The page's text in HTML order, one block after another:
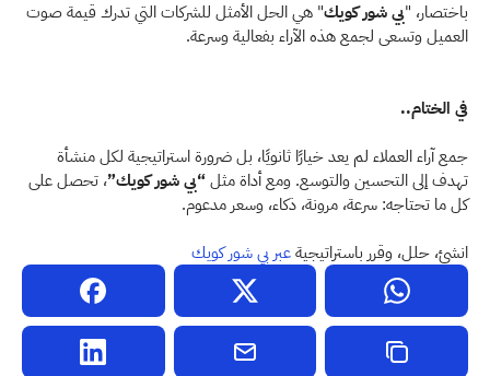
باختصار، "بي شور كويك
العميل وتسعى لجمع هذه الآراء بفعالية وسرعة.
في الختام..
تهدف إلى التحسين والتوسع. ومع أداة مثل “بي شور كويك”
كل ما تحتاجه: سرعة، مرونة، ذكاء، وسعر مدعوم.
انشئ، حلل، وقرر باستراتيجية عبر بي شور كويك